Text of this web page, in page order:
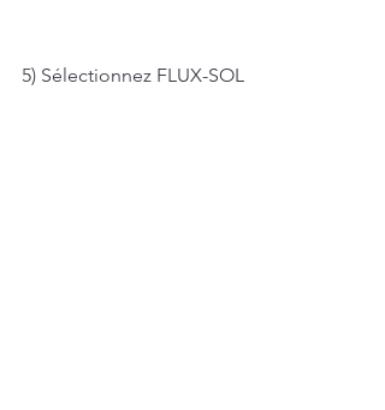
5) Sélectionnez FLUX-SOL